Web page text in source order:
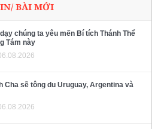
BÀI MỚI
chúng ta yêu mến Bí tích Thánh Thể
Tám này
Cha sẽ tông du Uruguay, Argentina và